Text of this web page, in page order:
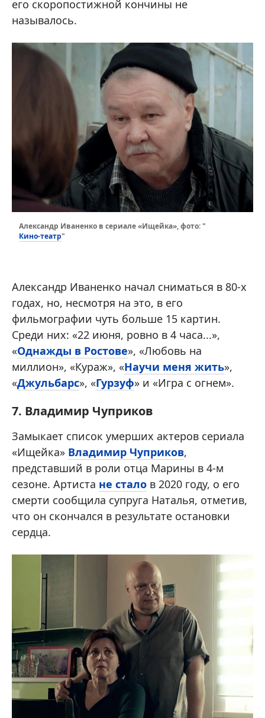
его скоропостижной кончины не
называлось.
Александр Иваненко в сериале «Ищейка», фото: "
Кино-театр"
Александр Иваненко начал сниматься в 80-х
годах, но, несмотря на это, в его
фильмографии чуть больше 15 картин.
Среди них: «22 июня, ровно в 4 часа...»,
«Однажды в Ростове», «Любовь на
миллион», «Кураж», «Научи меня жить»,
«Джульбарс», «Гурзуф» и «Игра с огнем».
7. Владимир Чуприков
Замыкает список умерших актеров сериала
«Ищейка» Владимир Чуприков,
представший в роли отца Марины в 4-м
сезоне. Артиста не стало в 2020 году, о его
смерти сообщила супруга Наталья, отметив,
что он скончался в результате остановки
сердца.